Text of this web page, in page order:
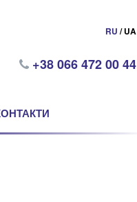
RU / UA
+38 066 472 00 44